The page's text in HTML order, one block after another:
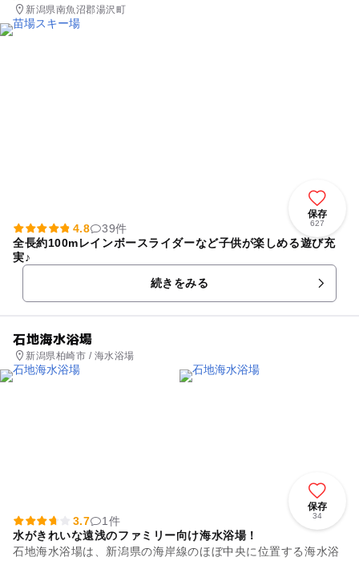
新潟県南魚沼郡湯沢町
保存
627
4.8
39件
全長約100mレインボースライダーなど子供が楽しめる遊び充
実♪
続きをみる
石地海水浴場
新潟県柏崎市 / 海水浴場
保存
34
3.7
1件
水がきれいな遠浅のファミリー向け海水浴場！
石地海水浴場は、新潟県の海岸線のほぼ中央に位置する海水浴